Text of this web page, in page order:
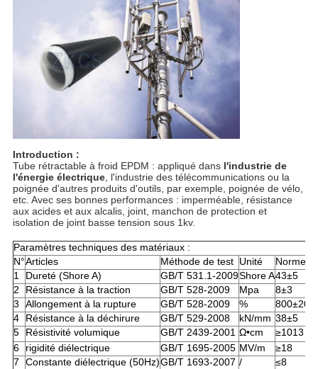
Introduction :
Tube rétractable à froid EPDM : appliqué dansl'industrie de
l'énergie électrique, l'industrie des télécommunications ou la
poignée d'autres produits d'outils, par exemple, poignée de vélo,
etc. Avec ses bonnes performances : imperméable, résistance
aux acides et aux alcalis, joint, manchon de protection et
isolation de joint basse tension sous 1kv.
Paramètres techniques des matériaux :
N°Articles Méthode de test Unité
Norme
1
Dureté (Shore A) GB/T 531.1-2009Shore A43±5
2
Résistance à la traction GB/T 528-2009 Mpa
8±3
3
Allongement à la rupture GB/T 528-2009 %
800±200
4
Résistance à la déchirure GB/T 529-2008 kN/mm 38±5
5
Résistivité volumique GB/T 2439-2001 Ω•cm
≥1013
6
rigidité diélectrique GB/T 1695-2005 MV/m
≥18
7
Constante diélectrique (50Hz)GB/T 1693-2007 /
≤8